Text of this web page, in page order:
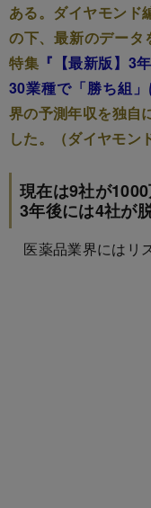
ある。ダイヤモンド
の下、最新のデータ
特集 『【最新版】3
30業種で「勝ち組」
界の予測年収を独自
した。（ダイヤモン
現在は9社が
3年後には4社が
医薬品業界にはリ